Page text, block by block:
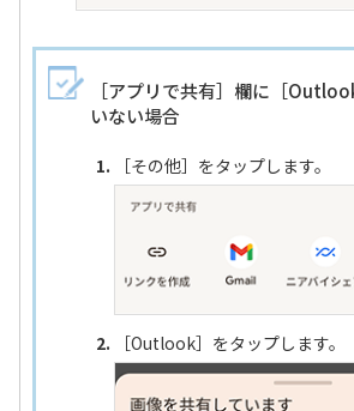
［アプリで共有］欄に［
いない場合
［その他］をタップします。
［Outlook］をタップします。